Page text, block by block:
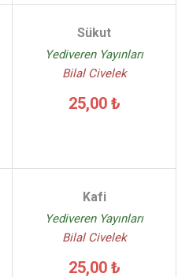
Sükut
Yediveren Yayınları
Bilal Civelek
25,00 ₺
Kafi
Yediveren Yayınları
Bilal Civelek
25,00 ₺